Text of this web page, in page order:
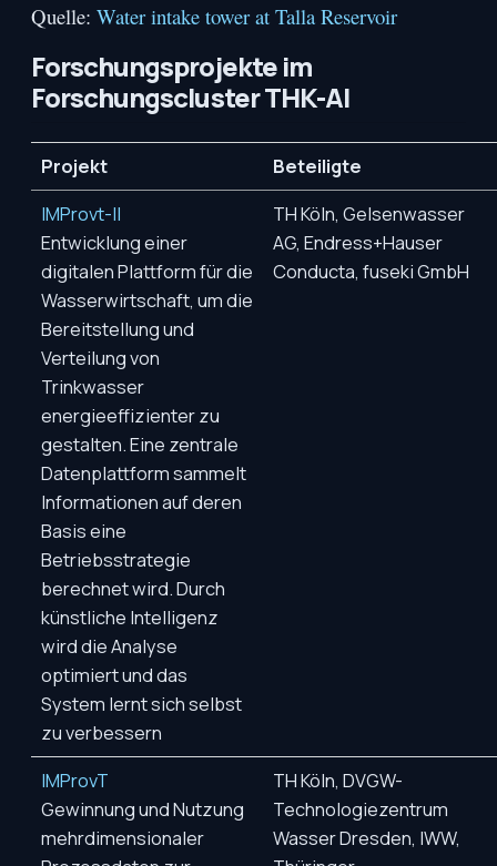
Quelle:Water intake tower at Talla Reservoir
Forschungsprojekte im
Forschungscluster THK-AI
Projekt
Beteiligte
IMProvt-II
Entwicklung einer
digitalen Plattform für die
Wasserwirtschaft, um die
Bereitstellung und
Verteilung von
Trinkwasser
energieeffizienter zu
gestalten. Eine zentrale
Datenplattform sammelt
Informationen auf deren
Basis eine
Betriebsstrategie
berechnet wird. Durch
künstliche Intelligenz
wird die Analyse
optimiert und das
System lernt sich selbst
zu verbessern
TH Köln, Gelsenwasser
AG, Endress+Hauser
Conducta, fuseki GmbH
IMProvT
Gewinnung und Nutzung
mehrdimensionaler
TH Köln, DVGW-
Technologiezentrum
Wasser Dresden, IWW,